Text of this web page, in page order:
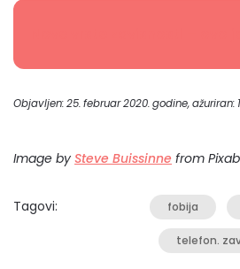
Objavljen: 25. februar 2020. godine, ažuriran:
Image by Steve Buissinne from
Tagovi: fobija
telefon.